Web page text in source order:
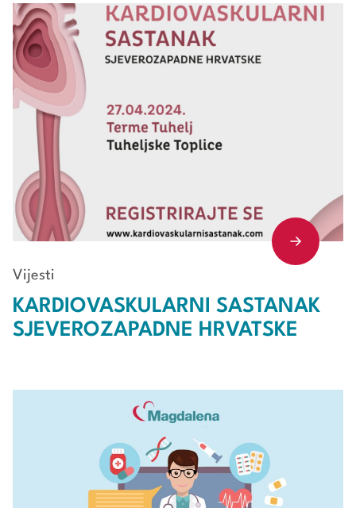
Vijesti
KARDIOVASKULARNI SASTANAK
SJEVEROZAPADNE HRVATSKE